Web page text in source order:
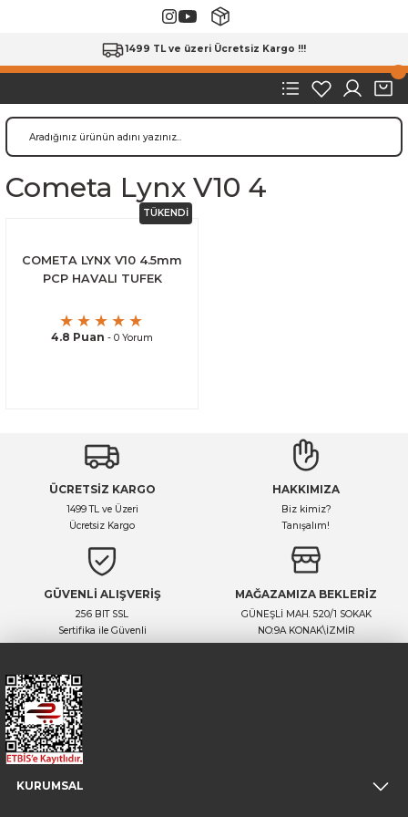
1499 TL ve üzeri Ücretsiz Kargo !!!
Cometa Lynx V10 4
TÜKENDİ
COMETA LYNX V10 4.5mm
PCP HAVALI TUFEK
4.8 Puan - 0 Yorum
ÜCRETSİZ KARGO
1499 TL ve Üzeri
Ücretsiz Kargo
HAKKIMIZA
Biz kimiz?
Tanışalım!
GÜVENLİ ALIŞVERİŞ
256 BIT SSL
Sertifika ile Güvenli
MAĞAZAMIZA BEKLERİZ
GÜNEŞLİ MAH. 520/1 SOKAK
NO:9A KONAK\İZMİR
KURUMSAL